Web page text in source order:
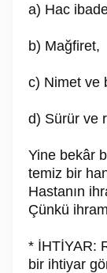
a) Hac
b) Mağfiret,
c) Nimet ve
d) Sürür ve
Yine bekâr
temiz bir
Hastanın
Çünkü
* İHTİYAR:
bir ihtiyar